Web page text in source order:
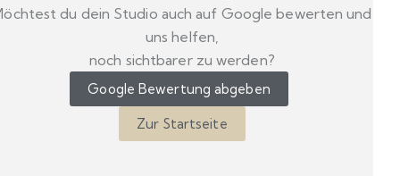
du dein Studio auch auf Google bewerten und
uns helfen,
noch sichtbarer zu werden?
Google Bewertung abgeben
Zur Startseite